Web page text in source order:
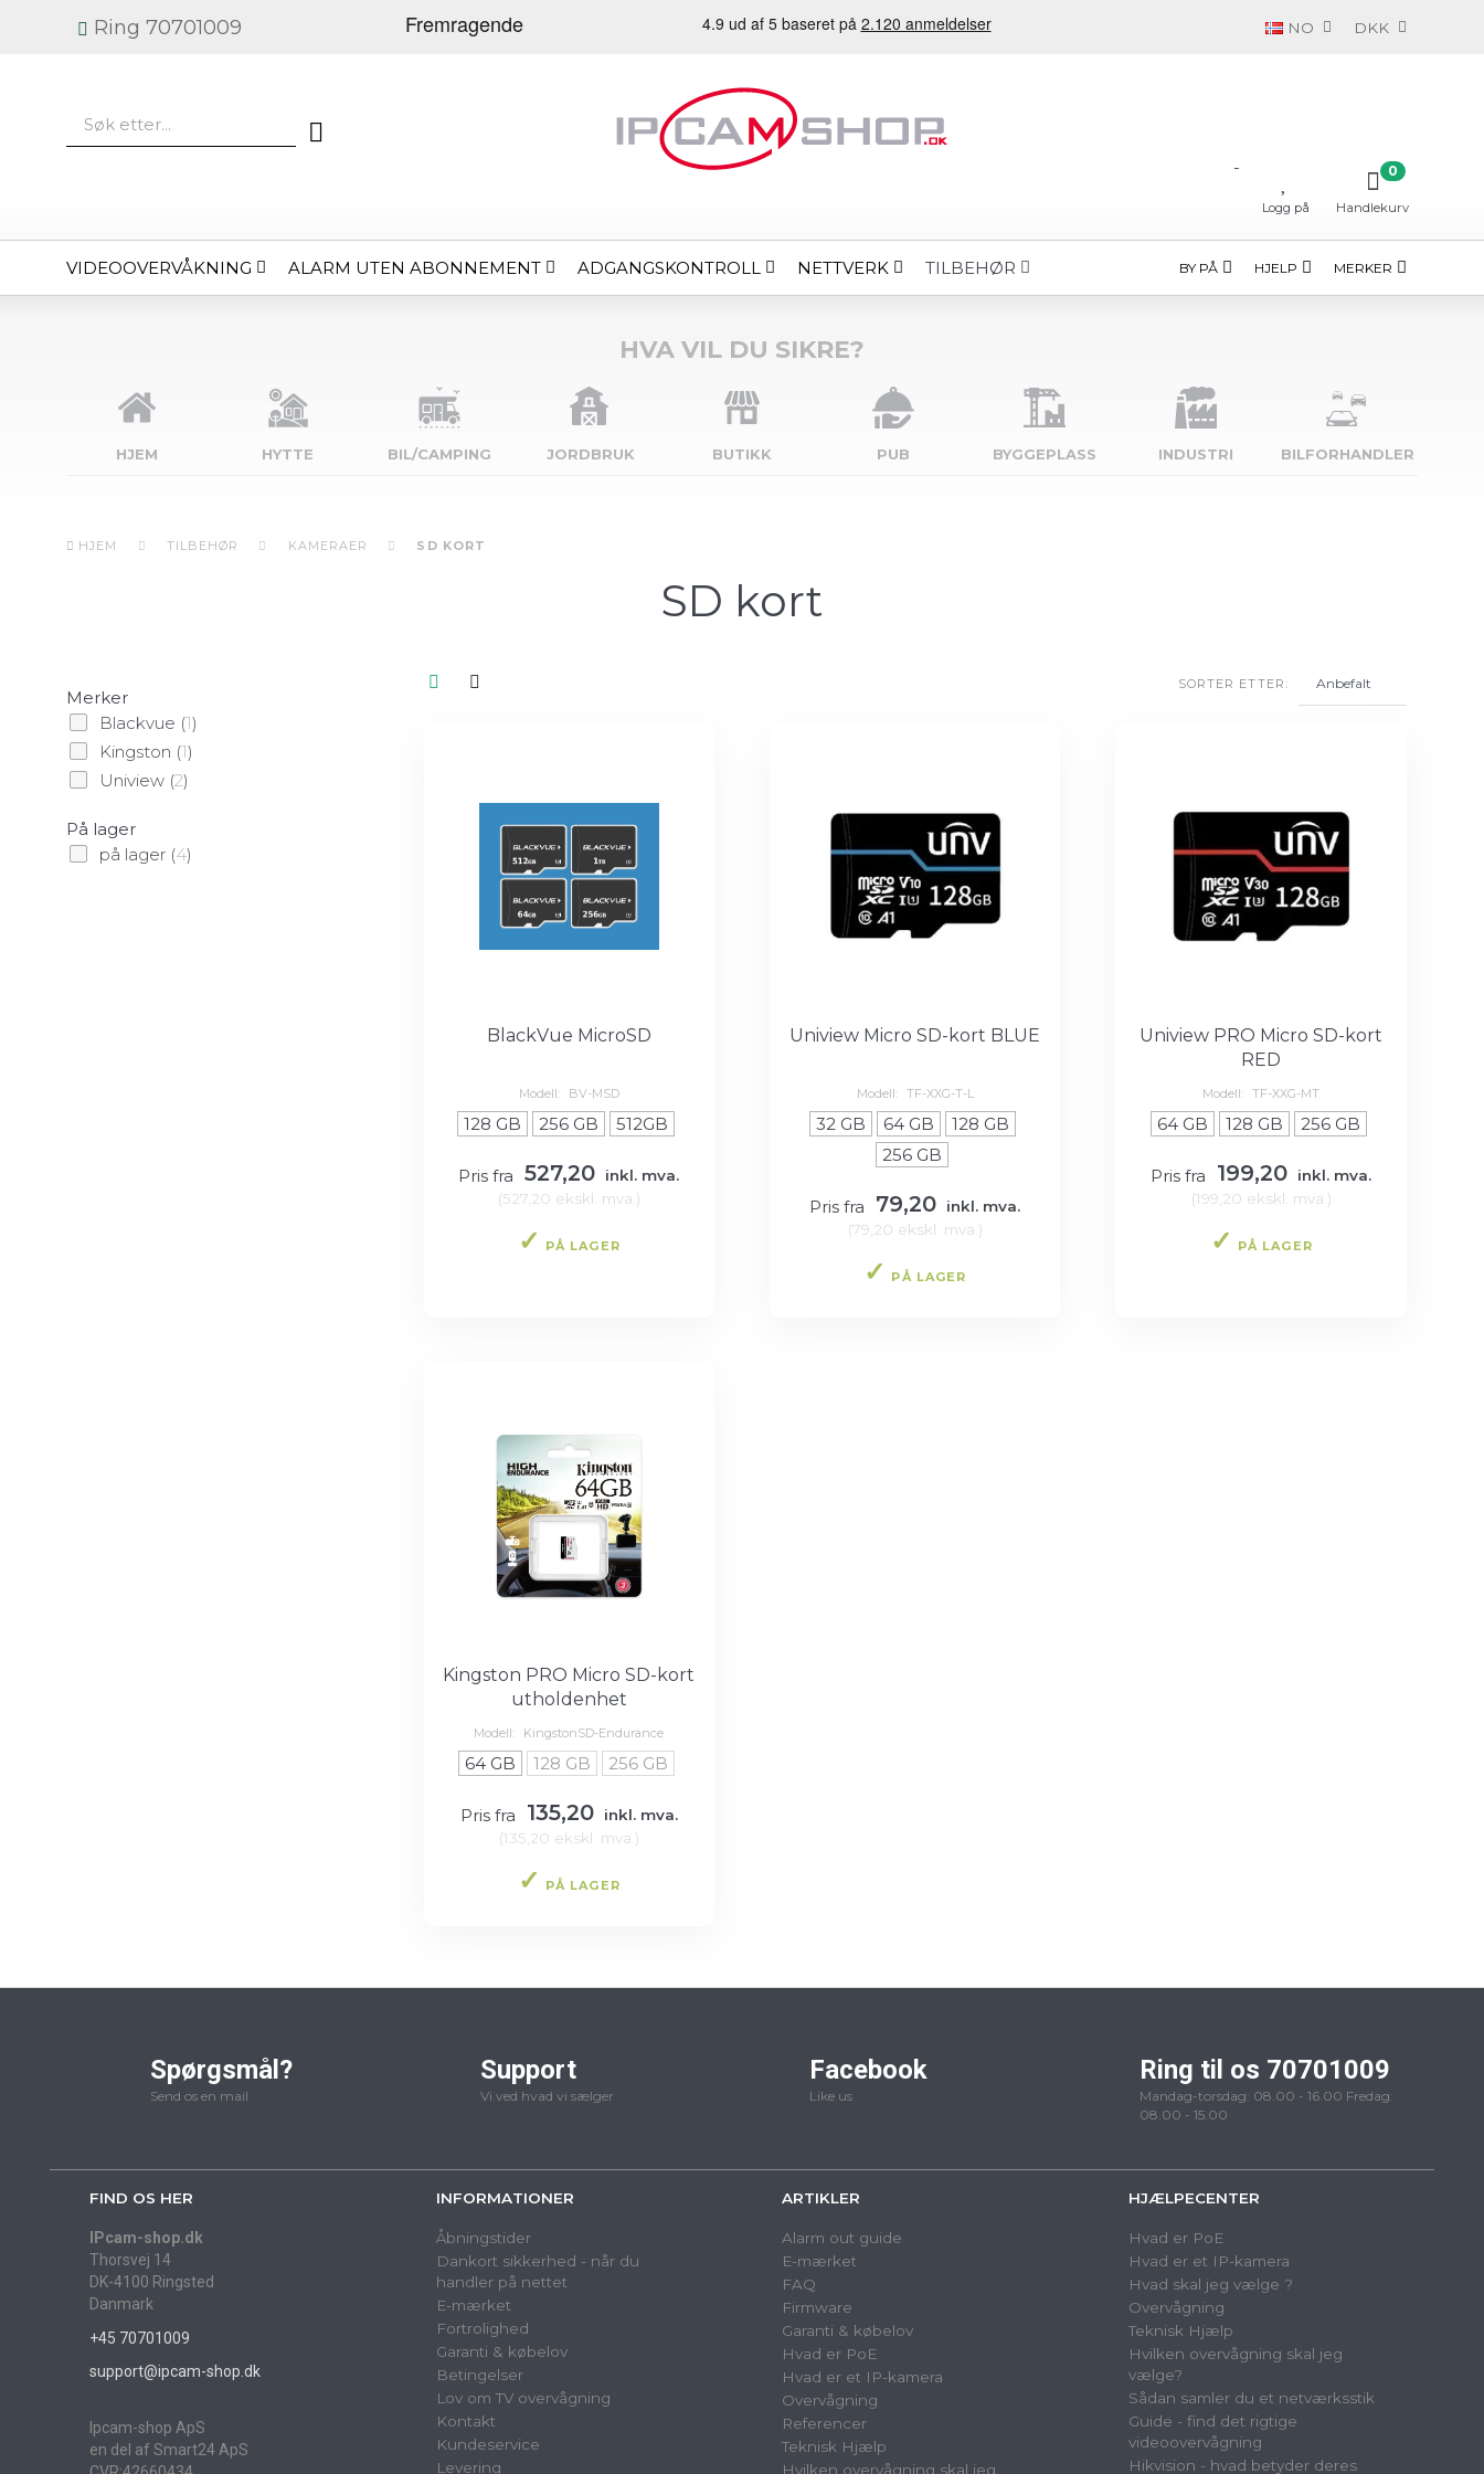
NO DKK
Ring 70701009
-
Logg på Handlekurv
0
VIDEOOVERVÅKNING ALARM UTEN ABONNEMENT ADGANGSKONTROLL NETTVERK TILBEHØR BY PÅ HJELP MERKER
HVA VIL DU SIKRE?
HJEM HYTTE BIL/CAMPING JORDBRUK BUTIKK PUB BYGGE­PLASS INDUSTRI BILFORHANDLER
HJEM TILBEHØR KAMERAER SD KORT
SD kort
Merker
Blackvue (1)
Kingston (1)
Uniview (2)
På lager
på lager (4)
SORTER ETTER:
BlackVue MicroSD
Modell: BV-MSD
128 GB 256 GB 512GB
Pris fra 527,20
inkl. mva.
(527,20 ekskl. mva. )
PÅ LAGER
Uniview Micro SD-kort BLUE
Modell: TF-XXG-T-L
32 GB 64 GB
128 GB
256 GB
Pris fra 79,20
inkl. mva.
(79,20 ekskl. mva. )
PÅ LAGER
Uniview PRO Micro SD-kort
RED
Modell: TF-XXG-MT
64 GB 128 GB 256 GB
Pris fra 199,20
inkl. mva.
(199,20 ekskl. mva. )
PÅ LAGER
Kingston PRO Micro SD-kort
utholdenhet
Modell: KingstonSD-Endurance
64 GB 128 GB 256 GB
Pris fra 135,20
inkl. mva.
(135,20 ekskl. mva. )
PÅ LAGER
Spørgsmål?
Send os en mail
Support
Vi ved hvad vi sælger
Facebook
Like us
Ring til os 70701009
Mandag-torsdag: 08.00 - 16.00 Fredag:
08.00 - 15.00
FIND OS HER
IPcam-shop.dk
Thorsvej 14
DK-4100 Ringsted
Danmark
+45 70701009
support@ipcam-shop.dk
Ipcam-shop ApS
en del af Smart24 ApS
INFORMATIONER
Åbningstider
Dankort sikkerhed - når du
handler på nettet
E-mærket
Fortrolighed
Garanti & købelov
Betingelser
Lov om TV overvågning
Kontakt
Kundeservice
Levering
ARTIKLER
Alarm out guide
E-mærket
FAQ
Firmware
Garanti & købelov
Hvad er PoE
Hvad er et IP-kamera
Overvågning
Referencer
Teknisk Hjælp
Hvilken overvågning skal jeg
HJÆLPECENTER
Hvad er PoE
Hvad er et IP-kamera
Hvad skal jeg vælge ?
Overvågning
Teknisk Hjælp
Hvilken overvågning skal jeg
vælge?
Sådan samler du et netværksstik
Guide - find det rigtige
videoovervågning
Hikvision - hvad betyder deres